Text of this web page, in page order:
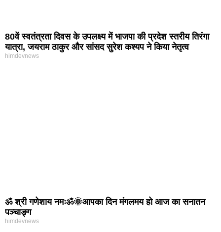
80वें स्वतंत्रता दिवस के उपलक्ष्य में भाजपा की प्रदेश स्तरीय तिरंगा
यात्रा, जयराम ठाकुर और सांसद सुरेश कश्यप ने किया नेतृत्व
himdevnews
ॐ श्री गणेशाय नमःॐ🌞आपका दिन मंगलमय हो आज का सनातन
पञ्चाङ्ग
himdevnews